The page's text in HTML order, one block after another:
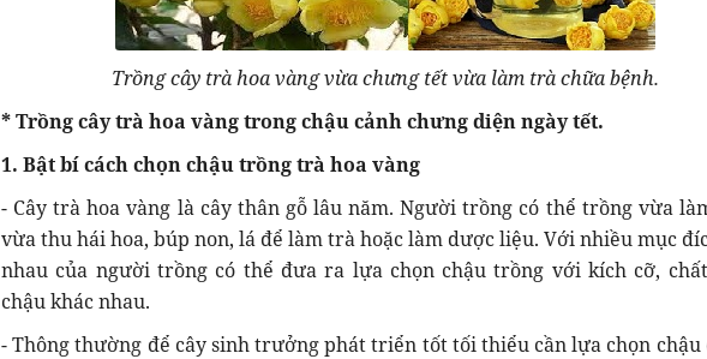
Trồng cây trà hoa vàng vừa chưng tết vừa làm trà chữa bệnh.
* Trồng cây trà hoa vàng trong chậu cảnh chưng diện ngày tết.
1. Bật bí cách chọn chậu trồng trà hoa vàng
- Cây trà hoa vàng là cây thân gỗ lâu năm. Người trồng có thể trồng vừa
vừa thu hái hoa, búp non, lá để làm trà hoặc làm dược liệu. Với nhiều mục
nhau của người trồng có thể đưa ra lựa chọn chậu trồng với kích cỡ,
chậu khác nhau.
- Thông thường để cây sinh trưởng phát triển tốt tối thiểu cần lựa chọn chậu